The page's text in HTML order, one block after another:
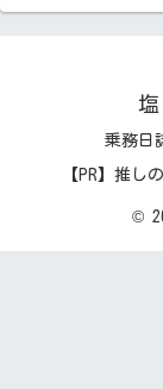
乗務日
【PR】推し
©